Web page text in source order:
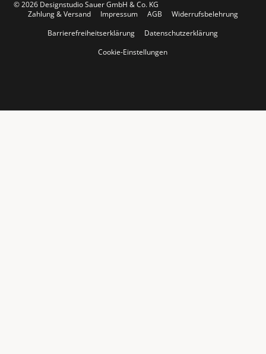
© 2026 Designstudio Sauer GmbH & Co. KG
Zahlung & Versand
Impressum AGB
Widerrufsbelehrung
Barrierefreiheitserklärung
Datenschutzerklärung
Cookie-Einstellungen